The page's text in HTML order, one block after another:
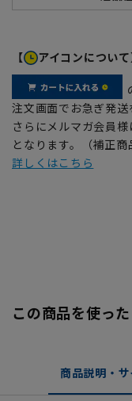
【 アイコンについて
注文画面でお急ぎ発送
さらにメルマガ会員
となります。（補正商
詳しくはこちら
この商品を使っ
商品説明・